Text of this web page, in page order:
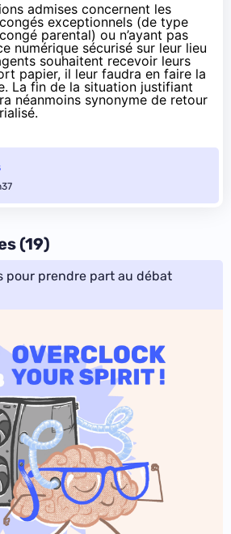
admises concernent les
exceptionnels (de type
parental) ou n’ayant pas
numérique sécurisé sur leur lieu
souhaitent recevoir leurs
papier, il leur faudra en faire la
La fin de la situation justifiant
néanmoins synonyme de retour
(19)
pour prendre part au débat